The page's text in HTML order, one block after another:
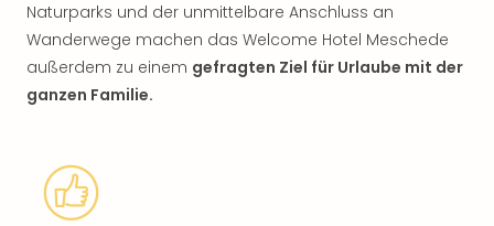
Naturparks und der unmittelbare Anschluss an
Wanderwege machen das Welcome Hotel Meschede
außerdem zu einem gefragten Ziel für Urlaube mit der
ganzen Familie.